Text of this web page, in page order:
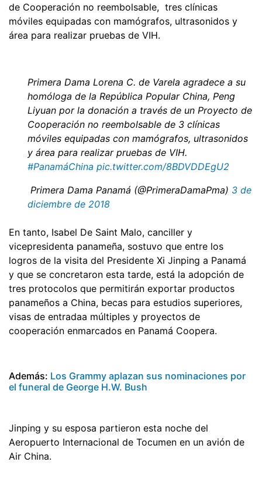
de Cooperación no reembolsable, tres clínicas
móviles equipadas con mamógrafos, ultrasonidos y
área para realizar pruebas de VIH.
Primera Dama Lorena C. de Varela agradece a su
homóloga de la República Popular China, Peng
Liyuan por la donación a través de un Proyecto de
Cooperación no reembolsable de 3 clínicas
móviles equipadas con mamógrafos, ultrasonidos
y área para realizar pruebas de VIH.
#PanamáChina pic.twitter.com/8BDVDDEgU2
 Primera Dama Panamá (@PrimeraDamaPma) 3 de
diciembre de 2018
En tanto, Isabel De Saint Malo, canciller y
vicepresidenta panameña, sostuvo que entre los
logros de la visita del Presidente Xi Jinping a Panamá
y que se concretaron esta tarde, está la adopción de
tres protocolos que permitirán exportar productos
panameños a China, becas para estudios superiores,
visas de entradaa múltiples y proyectos de
cooperación enmarcados en Panamá Coopera.
Además: Los Grammy aplazan sus nominaciones por
el funeral de George H.W. Bush
Jinping y su esposa partieron esta noche del
Aeropuerto Internacional de Tocumen en un avión de
Air China.